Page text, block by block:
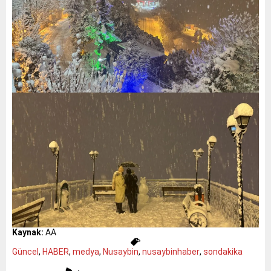
Kaynak: AA
Güncel , HABER, medya, Nusaybin, nusaybinhaber, sondakika